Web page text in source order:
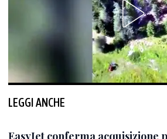
LEGGI ANCHE
EasyJet conferma acquisizione